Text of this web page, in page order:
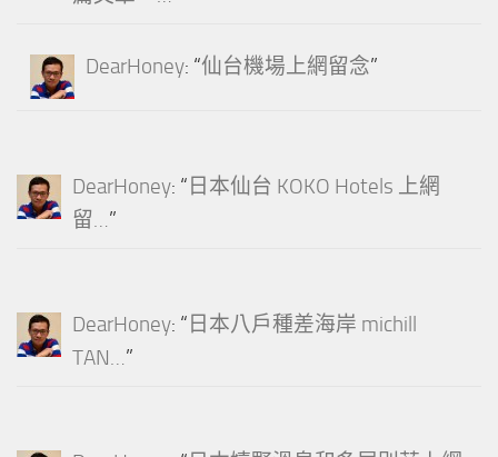
DearHoney: “仙台機場上網留念”
DearHoney: “ 日本仙台 KOKO Hotels 上網
留…”
DearHoney: “ 日本八戶種差海岸 michill
TAN…”